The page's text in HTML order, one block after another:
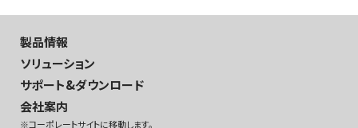
製品情報
ソリューション
サポート&ダウンロード
会社案内
※コーポレートサイトに移動します。